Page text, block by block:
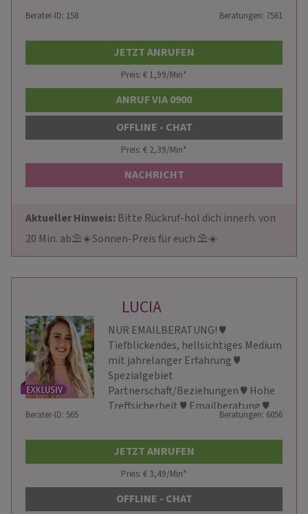
Berater-ID: 158 Beratungen: 7561
JETZT ANRUFEN
Preis: € 1,99/Min*
ANRUF VIA 0900
OFFLINE - CHAT
Preis: € 2,39/Min*
NACHRICHT
Aktueller Hinweis: Bitte Rückruf-hol dich innerh. von
20 Min. ab⛱️☀️Sonnen-Preis für euch ⛱️☀️
LUCIA
NUR EMAILBERATUNG! ♥
Tiefblickendes, hellsichtiges Medium
mit jahrelanger Erfahrung ♥
Spezialgebiet
Partnerschaft/Beziehungen ♥ Hohe
Treffsicherheit ♥ Emailberatung ♥
Ich sehe mitten ins Herz ♥
Berater-ID: 565 Beratungen: 6056
JETZT ANRUFEN
Preis: € 3,49/Min*
OFFLINE - CHAT